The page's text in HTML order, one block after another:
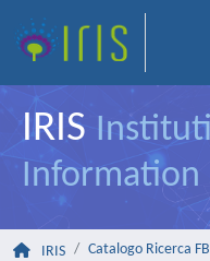
IRIS
Information
IRIS Catalogo Ricerca